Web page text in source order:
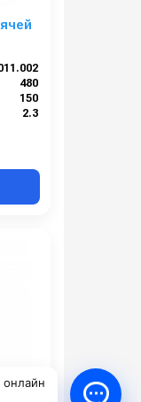
480
150
2.3